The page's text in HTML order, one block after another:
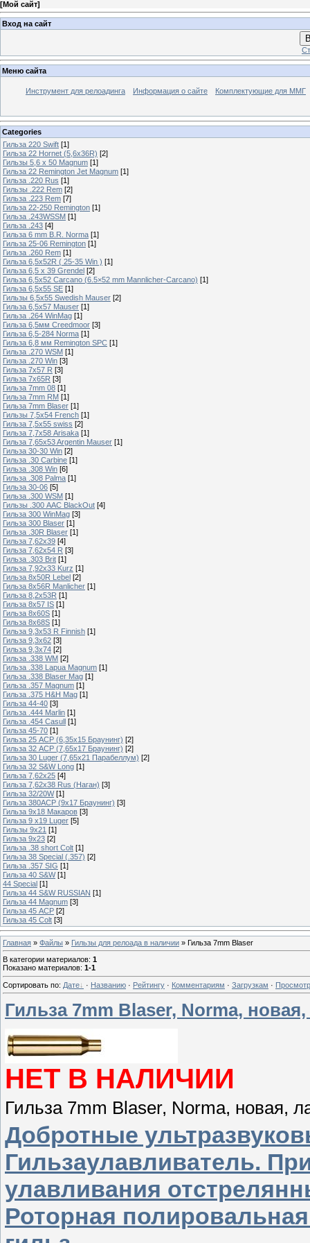
[Мой сайт]
Вход на сайт
Меню сайта
Инструмент для релоадинга Информация о сайте Комплектующие для ММГ
Categories
Гильза 220 Swift [1]
Гильза 22 Hornet (5,6х36R) [2]
Гильзы 5,6 х 50 Magnum [1]
Гильза 22 Remington Jet Magnum [1]
Гильза .220 Rus [1]
Гильзы .222 Rem [2]
Гильза .223 Rem [7]
Гильза 22-250 Remington [1]
Гильза .243WSSM [1]
Гильза .243 [4]
Гильза 6 mm B.R. Norma [1]
Гильза 25-06 Remington [1]
Гильза .260 Rem [1]
Гильза 6,5x52R ( 25-35 Win ) [1]
Гильза 6,5 х 39 Grendel [2]
Гильза 6,5х52 Carcano (6.5×52 mm Mannlicher-Carcano) [1]
Гильза 6,5х55 SE [1]
Гильзы 6,5х55 Swedish Mauser [2]
Гильза 6,5х57 Mauser [1]
Гильза .264 WinMag [1]
Гильза 6,5мм Creedmoor [3]
Гильза 6,5-284 Norma [1]
Гильза 6,8 мм Remington SPC [1]
Гильза .270 WSM [1]
Гильза .270 Win [3]
Гильза 7х57 R [3]
Гильза 7х65R [3]
Гильза 7mm 08 [1]
Гильза 7mm RM [1]
Гильза 7mm Blaser [1]
Гильзы 7,5x54 French [1]
Гильза 7,5x55 swiss [2]
Гильза 7,7х58 Arisaka [1]
Гильза 7,65x53 Argentin Mauser [1]
Гильза 30-30 Win [2]
Гильза .30 Carbine [1]
Гильза .308 Win [6]
Гильза .308 Palma [1]
Гильза 30-06 [5]
Гильза .300 WSM [1]
Гильзы .300 AAC BlackOut [4]
Гильза 300 WinMag [3]
Гильза 300 Blaser [1]
Гильза .30R Blaser [1]
Гильза 7,62х39 [4]
Гильза 7,62х54 R [3]
Гильза .303 Brit [1]
Гильза 7,92х33 Kurz [1]
Гильза 8x50R Lebel [2]
Гильза 8x56R Manlicher [1]
Гильза 8,2х53R [1]
Гильза 8х57 IS [1]
Гильза 8x60S [1]
Гильза 8х68S [1]
Гильза 9,3х53 R Finnish [1]
Гильза 9,3х62 [3]
Гильза 9,3х74 [2]
Гильза .338 WM [2]
Гильза .338 Lapua Magnum [1]
Гильза .338 Blaser Mag [1]
Гильза .357 Magnum [1]
Гильза .375 H&H Mag [1]
Гильза 44-40 [3]
Гильза .444 Marlin [1]
Гильза .454 Casull [1]
Гильза 45-70 [1]
Гильза 25 ACP (6,35х15 Браунинг) [2]
Гильза 32 ACP (7,65х17 Браунинг) [2]
Гильза 30 Luger (7,65х21 Парабеллум) [2]
Гильза 32 S&W Long [1]
Гильза 7,62х25 [4]
Гильза 7,62х38 Rus (Наган) [3]
Гильза 32/20W [1]
Гильза 380ACP (9х17 Браунинг) [3]
Гильза 9х18 Макаров [3]
Гильза 9 х19 Luger [5]
Гильзы 9х21 [1]
Гильза 9х23 [2]
Гильза .38 short Colt [1]
Гильза 38 Special (.357) [2]
Гильза .357 SIG [1]
Гильза 40 S&W [1]
44 Special [1]
Гильза 44 S&W RUSSIAN [1]
Гильза 44 Magnum [3]
Гильза 45 ACP [2]
Гильза 45 Colt [3]
Главная » Файлы » Гильзы для релоада в наличии » Гильза 7mm Blaser
В категории материалов: 1
Показано материалов: 1-1
Сортировать по: Дате · Названию · Рейтингу · Комментариям · Загрузкам ·
Гильза 7mm Blaser, Norma,
НЕТ В НАЛИЧИИ
Гильза 7mm Blaser, Norma, новая,
Добротные
Гильзаулавливатель.
улавливания
Роторная